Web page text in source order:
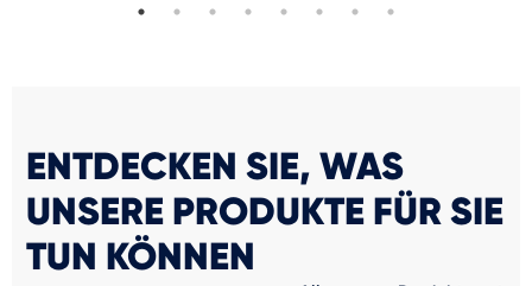
ENTDECKEN SIE, WAS
UNSERE PRODUKTE FÜR SIE
TUN KÖNNEN